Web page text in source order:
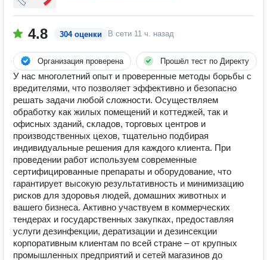
4.8 304 оценки В сети 11 ч. назад
Организация проверена Прошёл тест по Директу
У нас многолетний опыт и проверенные методы борьбы с
вредителями, что позволяет эффективно и безопасно
решать задачи любой сложности. Осуществляем
обработку как жилых помещений и коттеджей, так и
офисных зданий, складов, торговых центров и
производственных цехов, тщательно подбирая
индивидуальные решения для каждого клиента. При
проведении работ используем современные
сертифицированные препараты и оборудование, что
гарантирует высокую результативность и минимизацию
рисков для здоровья людей, домашних животных и
вашего бизнеса. Активно участвуем в коммерческих
тендерах и государственных закупках, предоставляя
услуги дезинфекции, дератизации и дезинсекции
корпоративным клиентам по всей стране – от крупных
промышленных предприятий и сетей магазинов до